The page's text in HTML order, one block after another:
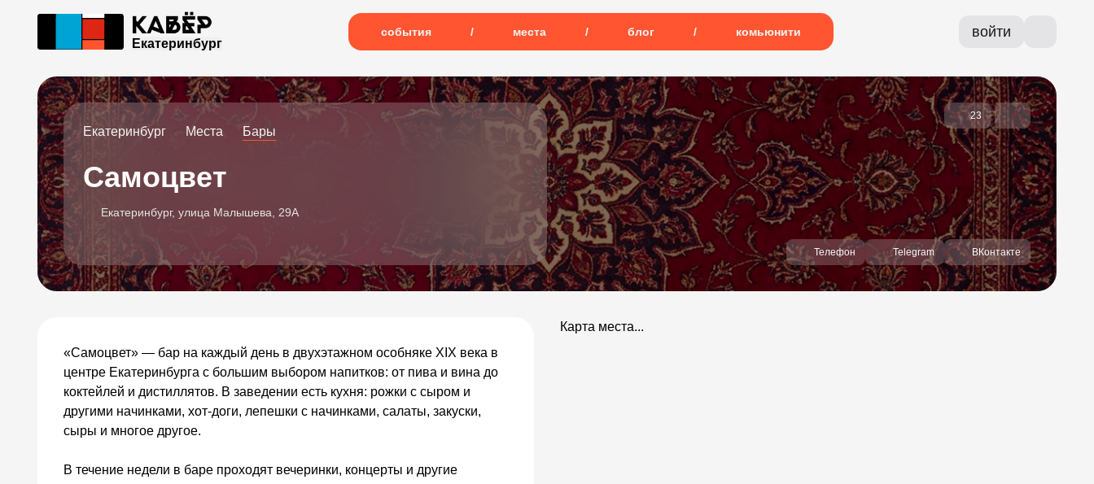
Екатеринбург
события / места / блог / комьюнити войти
23
Екатеринбург Места Бары
Самоцвет
Екатеринбург, улица Малышева, 29А
Телефон Telegram ВКонтакте
«Самоцвет» — бар на каждый день в двухэтажном особняке XIX века в
центре Екатеринбурга с большим выбором напитков: от пива и вина до
коктейлей и дистиллятов. В заведении есть кухня: рожки с сыром и
другими начинками, хот-доги, лепешки с начинками, салаты, закуски,
сыры и многое другое.
В течение недели в баре проходят вечеринки, концерты и другие
Карта места...